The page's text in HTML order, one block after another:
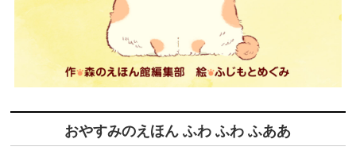
おやすみのえほん ふわ ふわ ふああ